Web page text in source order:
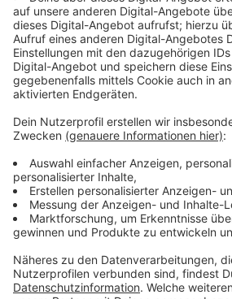
aus. Die AfD bezeichnet die
übertrieben und sieht darin eine
Propagandaveranstaltung.
Anzeige
Anzeige
Auf Bundesebene kündigt
Pistorius an, dass das
angepasst wird, um der
Eingriffsmöglichkeiten bei Drohnen